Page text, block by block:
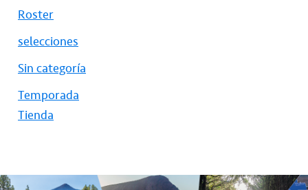
Roster
selecciones
Sin categoría
Temporada
Tienda